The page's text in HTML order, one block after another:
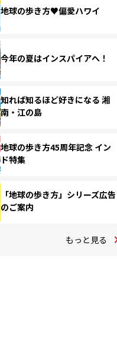
地球の歩き方♥偏愛ハワイ
今年の夏はインスパイアへ！
知れば知るほど好きになる 湘
南・江の島
地球の歩き方45周年記念 イン
ド特集
「地球の歩き方」シリーズ広告
のご案内
もっと見る